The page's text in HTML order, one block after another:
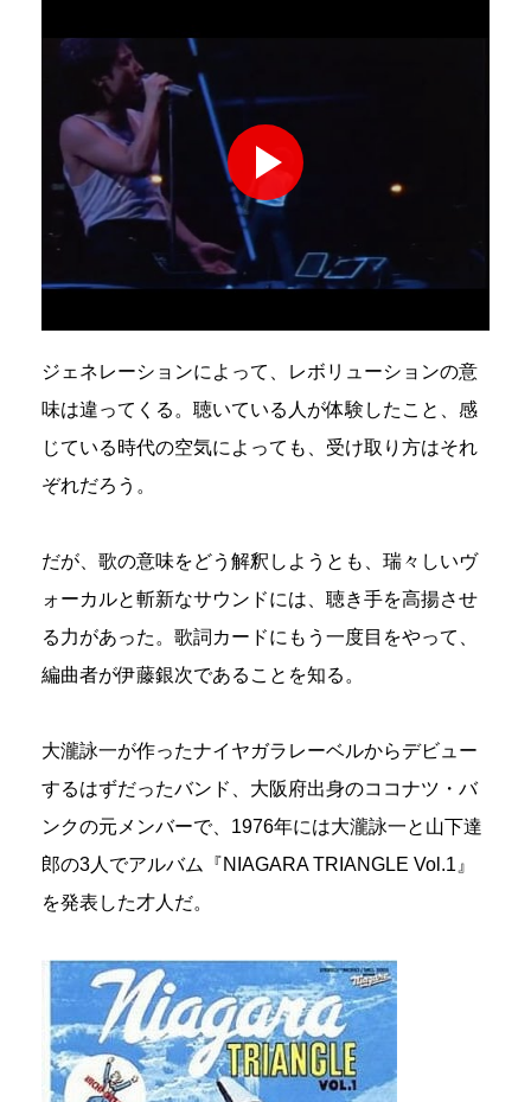
ジェネレーションによって、レボリューションの意
味は違ってくる。聴いている人が体験したこと、感
じている時代の空気によっても、受け取り方はそれ
ぞれだろう。
だが、歌の意味をどう解釈しようとも、瑞々しいヴ
ォーカルと斬新なサウンドには、聴き手を高揚させ
る力があった。歌詞カードにもう一度目をやって、
編曲者が伊藤銀次であることを知る。
大瀧詠一が作ったナイヤガラレーベルからデビュー
するはずだったバンド、大阪府出身のココナツ・バ
ンクの元メンバーで、1976年には大瀧詠一と山下達
郎の3人でアルバム『NIAGARA TRIANGLE Vol.1』
を発表した才人だ。